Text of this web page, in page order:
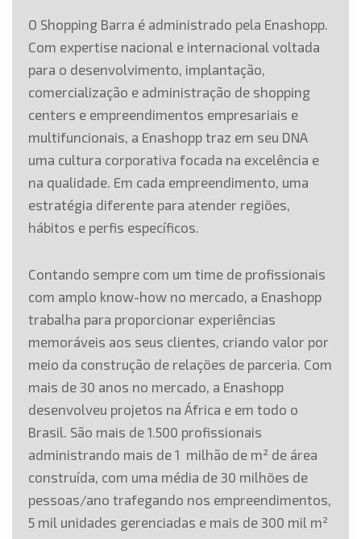
O Shopping Barra é administrado pela Enashopp.
Com expertise nacional e internacional voltada
para o desenvolvimento, implantação,
comercialização e administração de shopping
centers e empreendimentos empresariais e
multifuncionais, a Enashopp traz em seu DNA
uma cultura corporativa focada na excelência e
na qualidade. Em cada empreendimento, uma
estratégia diferente para atender regiões,
hábitos e perfis específicos.
Contando sempre com um time de profissionais
com amplo know-how no mercado, a Enashopp
trabalha para proporcionar experiências
memoráveis aos seus clientes, criando valor por
meio da construção de relações de parceria. Com
mais de 30 anos no mercado, a Enashopp
desenvolveu projetos na África e em todo o
Brasil. São mais de 1.500 profissionais
administrando mais de 1 milhão de m² de área
construída, com uma média de 30 milhões de
pessoas/ano trafegando nos empreendimentos,
5 mil unidades gerenciadas e mais de 300 mil m²